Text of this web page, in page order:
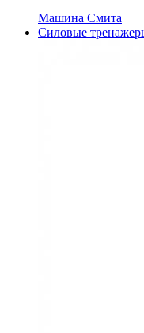
Машина Смита
Силовые